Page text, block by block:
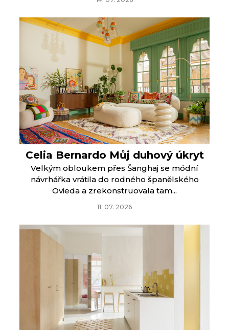
Celia Bernardo Můj duhový úkryt
Velkým obloukem přes Šanghaj se módní
návrhářka vrátila do rodného španělského
Ovieda a zrekonstruovala tam...
11. 07. 2026